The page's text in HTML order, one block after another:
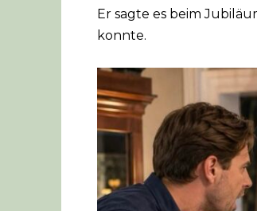
Er sagte es beim
konnte.